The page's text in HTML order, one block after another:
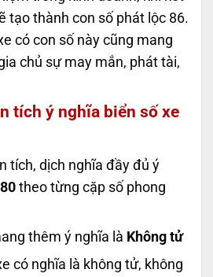
tạo thành con số phát lộc 86.
có con số này cũng mang
chủ sự may mắn, phát tài,
tích ý nghĩa biển số xe
tích, dịch nghĩa đầy đủ ý
theo từng cặp số phong
thêm ý nghĩa là Không tử
có nghĩa là không tử, không